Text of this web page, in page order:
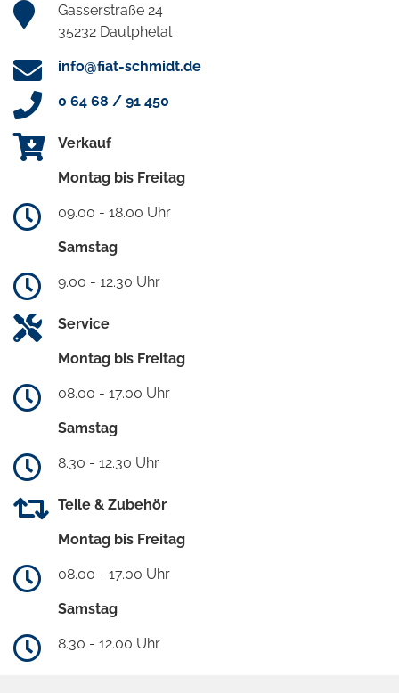
Gasserstraße 24
35232 Dautphetal
info@fiat-schmidt.de
0 64 68 / 91 450
Verkauf
Montag bis Freitag
09.00 - 18.00 Uhr
Samstag
9.00 - 12.30 Uhr
Service
Montag bis Freitag
08.00 - 17.00 Uhr
Samstag
8.30 - 12.30 Uhr
Teile & Zubehör
Montag bis Freitag
08.00 - 17.00 Uhr
Samstag
8.30 - 12.00 Uhr